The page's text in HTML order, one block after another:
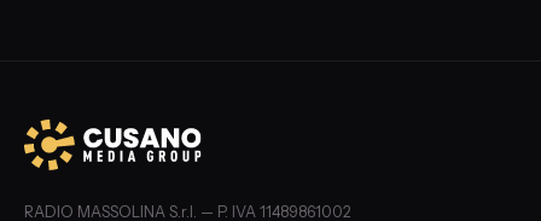
RADIO MASSOLINA S.r.l. — P. IVA 11489861002